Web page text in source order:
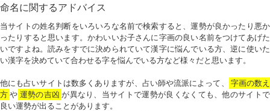
命名に関するアドバイス
当サイトの姓名判断をいろいろな名前で検索すると、運勢が良かったり悪か
ったりすると思います。かわいいお子さんに字画の良い名前をつけてあげた
いですよね。読みをすでに決められていて漢字に悩んでいる方、逆に使いた
い漢字を決めていて合わせる字を悩んでいる方など様々だと思います。
他にも占いサイトは数多くありますが、占い師や流派によって、
字画の数え
方 や 運勢の吉凶 が異なり、当サイトで運勢が良くなくても、他のサイトで
良い運勢が出ることがあります。